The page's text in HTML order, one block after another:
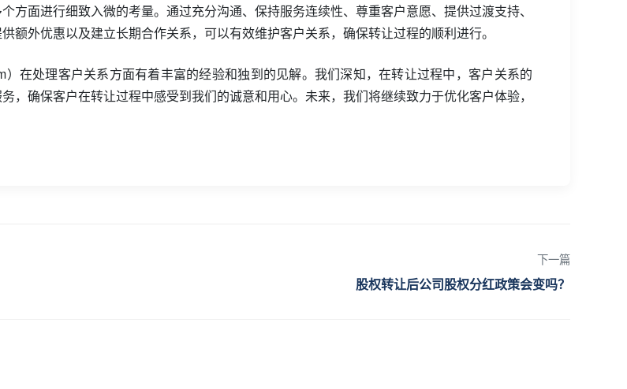
面进行细致入微的考量。通过充分沟通、保持服务连续性、尊重客户意愿、提供过渡支持、
额外优惠以及建立长期合作关系，可以有效维护客户关系，确保转让过程的顺利进行。
）在处理客户关系方面有着丰富的经验和独到的见解。我们深知，在转让过程中，客户关系的
，确保客户在转让过程中感受到我们的诚意和用心。未来，我们将继续致力于优化客户体验，
下一篇
股权转让后公司股权分红政策会变吗？